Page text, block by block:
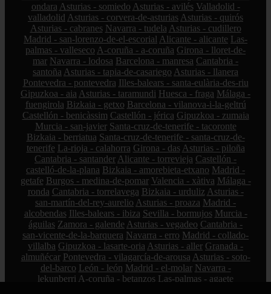
ondara Asturias - somiedo Asturias - avilés Valladolid -
valladolid Asturias - corvera-de-asturias Asturias - quirós
Asturias - cabranes Navarra - tudela Asturias - cudillero
Madrid - san-lorenzo-de-el-escorial Alicante - alicante Las-
palmas - valleseco A-coruña - a-coruña Girona - lloret-de-
mar Navarra - lodosa Barcelona - manresa Cantabria -
santoña Asturias - tapia-de-casariego Asturias - llanera
Pontevedra - pontevedra Illes-balears - santa-eulària-des-riu
Gipuzkoa - aia Asturias - taramundi Huesca - fraga Málaga -
fuengirola Bizkaia - getxo Barcelona - vilanova-i-la-geltrú
Castellón - benicàssim Castellón - jérica Gipuzkoa - zumaia
Murcia - san-javier Santa-cruz-de-tenerife - tacoronte
Bizkaia - berriatua Santa-cruz-de-tenerife - santa-cruz-de-
tenerife La-rioja - calahorra Girona - das Asturias - piloña
Cantabria - santander Alicante - torrevieja Castellón -
castelló-de-la-plana Bizkaia - amorebieta-etxano Madrid -
getafe Burgos - medina-de-pomar Valencia - xàtiva Málaga -
ronda Cantabria - torrelavega Bizkaia - urduliz Asturias -
san-martín-del-rey-aurelio Asturias - proaza Madrid -
alcobendas Illes-balears - ibiza Sevilla - bormujos Murcia -
águilas Zamora - galende Asturias - vegadeo Cantabria -
san-vicente-de-la-barquera Navarra - erro Madrid - collado-
villalba Gipuzkoa - lasarte-oria Asturias - aller Granada -
almuñécar Pontevedra - vilagarcía-de-arousa Asturias - soto-
del-barco León - león Madrid - el-molar Navarra -
lekunberri A-coruña - betanzos Las-palmas - agaete